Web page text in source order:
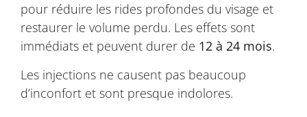
pour réduire les rides profondes du visage et
restaurer le volume perdu. Les effets sont
immédiats et peuvent durer de 12 à 24 mois.
Les injections ne causent pas beaucoup
d’inconfort et sont presque indolores.